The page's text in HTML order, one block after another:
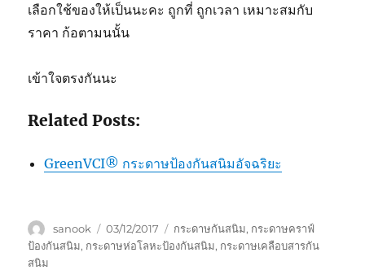
เลือกใช้ของให้เป็นนะคะ ถูกที่ ถูกเวลา เหมาะสมกับ
ราคา ก้อตามนนั้น
เข้าใจตรงกันนะ
Related Posts:
GreenVCI® กระดาษป้องกันสนิมอัจฉริยะ
Author
sanook
Posted
on
03/12/2017 Tags
กระดาษกันสนิม, กระดาษคราฟ์
ป้องกันสนิม, กระดาษห่อโลหะป้องกันสนิม, กระดาษเคลือบสารกัน
สนิม